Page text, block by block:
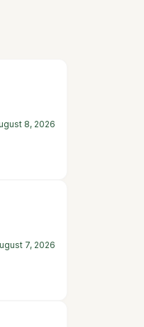
8, 2026
7, 2026